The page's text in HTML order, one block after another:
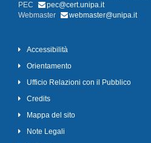
PEC
pec@cert.unipa.it
Webmaster
webmaster@unipa.it
Accessibilità
Orientamento
Ufficio Relazioni con il Pubblico
Credits
Mappa del sito
Note Legali